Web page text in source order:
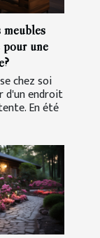
une
chez soi
d'un endroit
En été